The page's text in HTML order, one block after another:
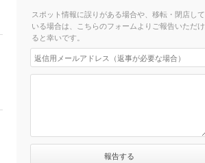
スポット情報に誤りがある場合や、移転・閉店して
いる場合は、こちらのフォームよりご報告いただけ
ると幸いです。